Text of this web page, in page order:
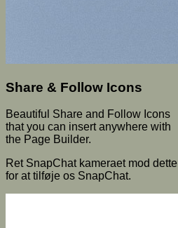
Share & Follow Icons
Beautiful Share and Follow Icons
that you can insert anywhere with
the Page Builder.
Ret SnapChat kameraet mod dette
for at tilføje os SnapChat.